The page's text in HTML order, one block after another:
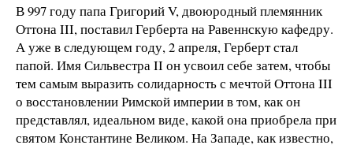
В 997 году папа Григорий V, двоюродный племянник
Оттона III, поставил Герберта на Равеннскую кафедру.
А уже в следующем году, 2 апреля, Герберт стал
папой. Имя Сильвестра II он усвоил себе затем, чтобы
тем самым выразить солидарность с мечтой Оттона III
о восстановлении Римской империи в том, как он
представлял, идеальном виде, какой она приобрела при
святом Константине Великом. На Западе, как известно,